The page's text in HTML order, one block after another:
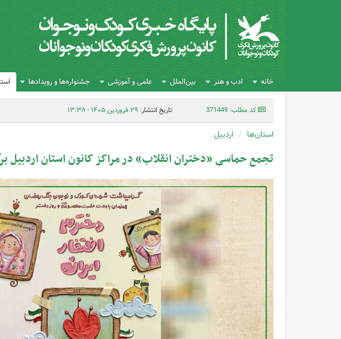
خانه ادب و هنر بین‌الملل علمی و آموزشی جشنواره‌ها و رویدادها
کد مطلب: 371449 تاریخ انتشار:۲۹ فروردین ۱۴۰۵ - ۱۳:۳۸
استان‌ها اردبیل
تجمع حماسی «دختران انقلاب» در مراکز کانون استان اردبیل